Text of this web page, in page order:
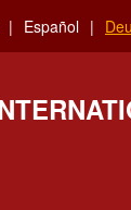
Español